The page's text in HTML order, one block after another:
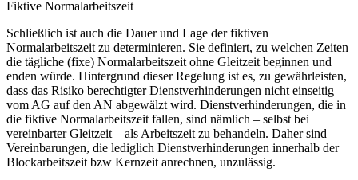
Fiktive Normalarbeitszeit
Schließlich ist auch die Dauer und Lage der fiktiven
Normalarbeitszeit zu determinieren. Sie definiert, zu welchen Zeiten
die tägliche (fixe) Normalarbeitszeit ohne Gleitzeit beginnen und
enden würde. Hintergrund dieser Regelung ist es, zu gewährleisten,
dass das Risiko berechtigter Dienstverhinderungen nicht einseitig
vom AG auf den AN abgewälzt wird. Dienstverhinderungen, die in
die fiktive Normalarbeitszeit fallen, sind nämlich – selbst bei
vereinbarter Gleitzeit – als Arbeitszeit zu behandeln. Daher sind
Vereinbarungen, die lediglich Dienstverhinderungen innerhalb der
Blockarbeitszeit bzw Kernzeit anrechnen, unzulässig.